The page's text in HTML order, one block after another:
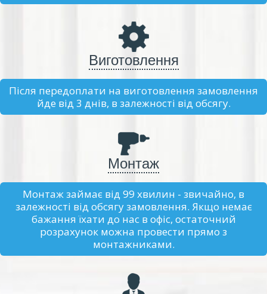
Виготовлення
Після передоплати на виготовлення замовлення
йде від 3 днів, в залежності від обсягу.
Монтаж
Монтаж займає від 99 хвилин - звичайно, в
залежності від обсягу замовлення. Якщо немає
бажання їхати до нас в офіс, остаточний
розрахунок можна провести прямо з
монтажниками.